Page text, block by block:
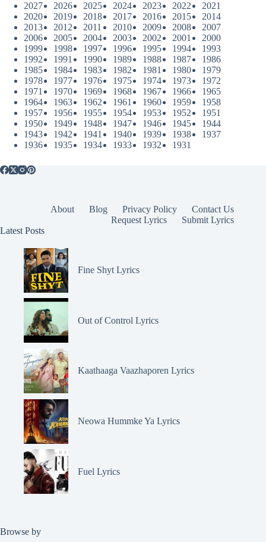
2027
2026 2025 2024 2023 2022
2021
2020
2019 2018 2017 2016 2015
2014
2013
2012 2011 2010 2009 2008
2007
2006
2005 2004 2003 2002 2001
2000
1999
1998 1997 1996 1995 1994
1993
1992
1991 1990 1989 1988 1987
1986
1985
1984 1983 1982 1981 1980
1979
1978
1977 1976 1975 1974 1973
1972
1971
1970 1969 1968 1967 1966
1965
1964
1963 1962 1961 1960 1959
1958
1957
1956 1955 1954 1953 1952
1951
1950
1949 1948 1947 1946 1945
1944
1943
1942 1941 1940 1939 1938
1937
1936
1935 1934 1933 1932 1931
About Blog Privacy Policy
Contact Us
Request Lyrics
Submit Lyrics
Latest Posts
Fine Shyt Lyrics
Out of Control Lyrics
Kaathaaga Vaazhaporen Lyrics
Neowa Hummke Ya Lyrics
Fuel Lyrics
Browse by